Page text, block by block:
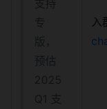
入